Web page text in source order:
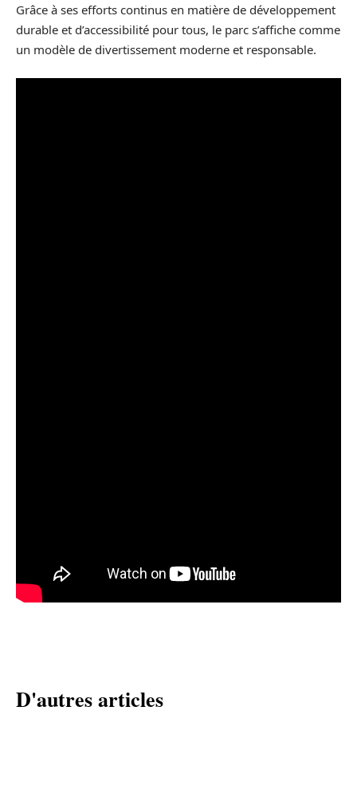
Grâce à ses efforts continus en matière de développement
durable et d’accessibilité pour tous, le parc s’affiche comme
un modèle de divertissement moderne et responsable.
D'autres articles